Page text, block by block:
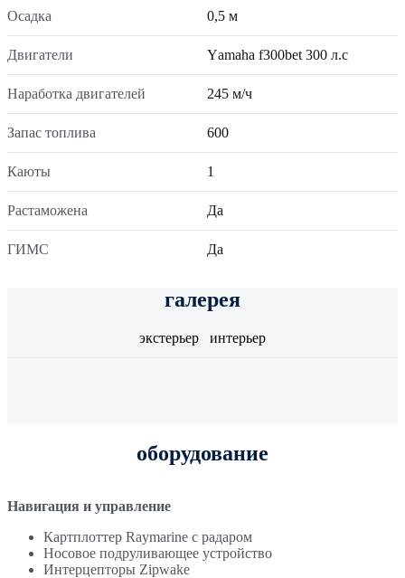
Осадка 0,5 м
Двигатели Yаmаhа f300bеt 300 л.с
Наработка двигателей 245 м/ч
Запас топлива 600
Каюты 1
Растаможена Да
ГИМС Да
галерея
экстерьер интерьер
оборудование
Навигация и управление
Картплоттер Raymarine с радаром
Носовое подруливающее устройство
Интерцепторы Zipwake